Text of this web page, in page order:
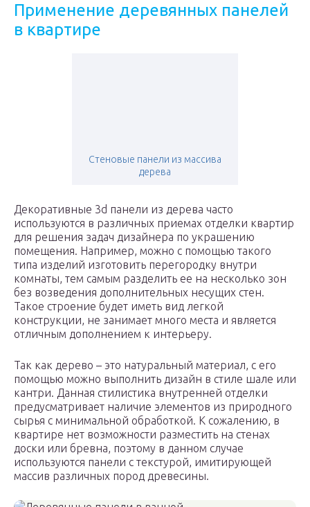
Применение деревянных панелей
в квартире
Стеновые панели из массива
дерева
Декоративные 3d панели из дерева часто
используются в различных приемах отделки квартир
для решения задач дизайнера по украшению
помещения. Например, можно с помощью такого
типа изделий изготовить перегородку внутри
комнаты, тем самым разделить ее на несколько зон
без возведения дополнительных несущих стен.
Такое строение будет иметь вид легкой
конструкции, не занимает много места и является
отличным дополнением к интерьеру.
Так как дерево – это натуральный материал, с его
помощью можно выполнить дизайн в стиле шале или
кантри. Данная стилистика внутренней отделки
предусматривает наличие элементов из природного
сырья с минимальной обработкой. К сожалению, в
квартире нет возможности разместить на стенах
доски или бревна, поэтому в данном случае
используются панели с текстурой, имитирующей
массив различных пород древесины.